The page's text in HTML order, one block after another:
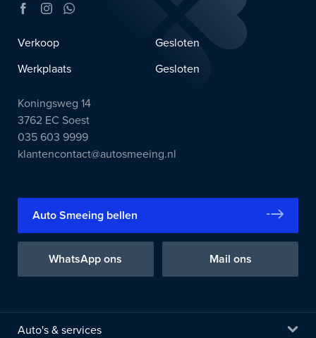
Verkoop
Gesloten
Werkplaats
Gesloten
Koningsweg 14
3762 EC Soest
035 603 9999
klantencontact@autosmeeing.nl
Auto Smeeing bellen
WhatsApp ons Mail ons
Auto's & services